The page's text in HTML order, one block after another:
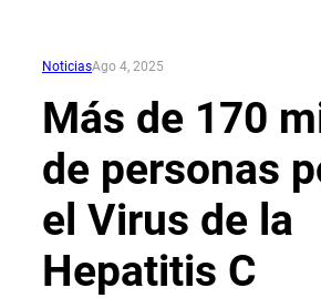
NoticiasAgo 4, 2025
Más de 170
de personas
el Virus de la
Hepatitis C